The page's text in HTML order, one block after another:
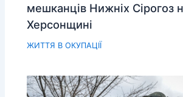
мешканців Нижніх Сірогоз
Херсонщині
ЖИТТЯ В ОКУПАЦІЇ